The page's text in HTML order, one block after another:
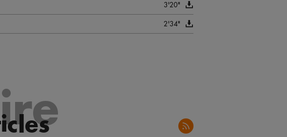
3'20"
2'34"